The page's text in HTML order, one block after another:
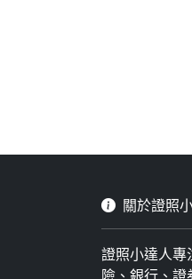
關於證照
證照小達人專